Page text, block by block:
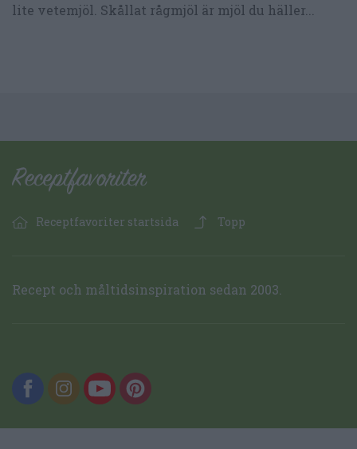
lite vetemjöl. Skållat rågmjöl är mjöl du häller...
Receptfavoriter startsida Topp
Recept och måltidsinspiration sedan 2003.